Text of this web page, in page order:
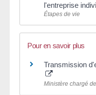
l'entreprise
Étapes de vie
Pour en savoir plus
Transmission
Ministère chargé